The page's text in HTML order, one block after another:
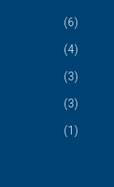
(6)
(4)
(3)
(3)
(1)